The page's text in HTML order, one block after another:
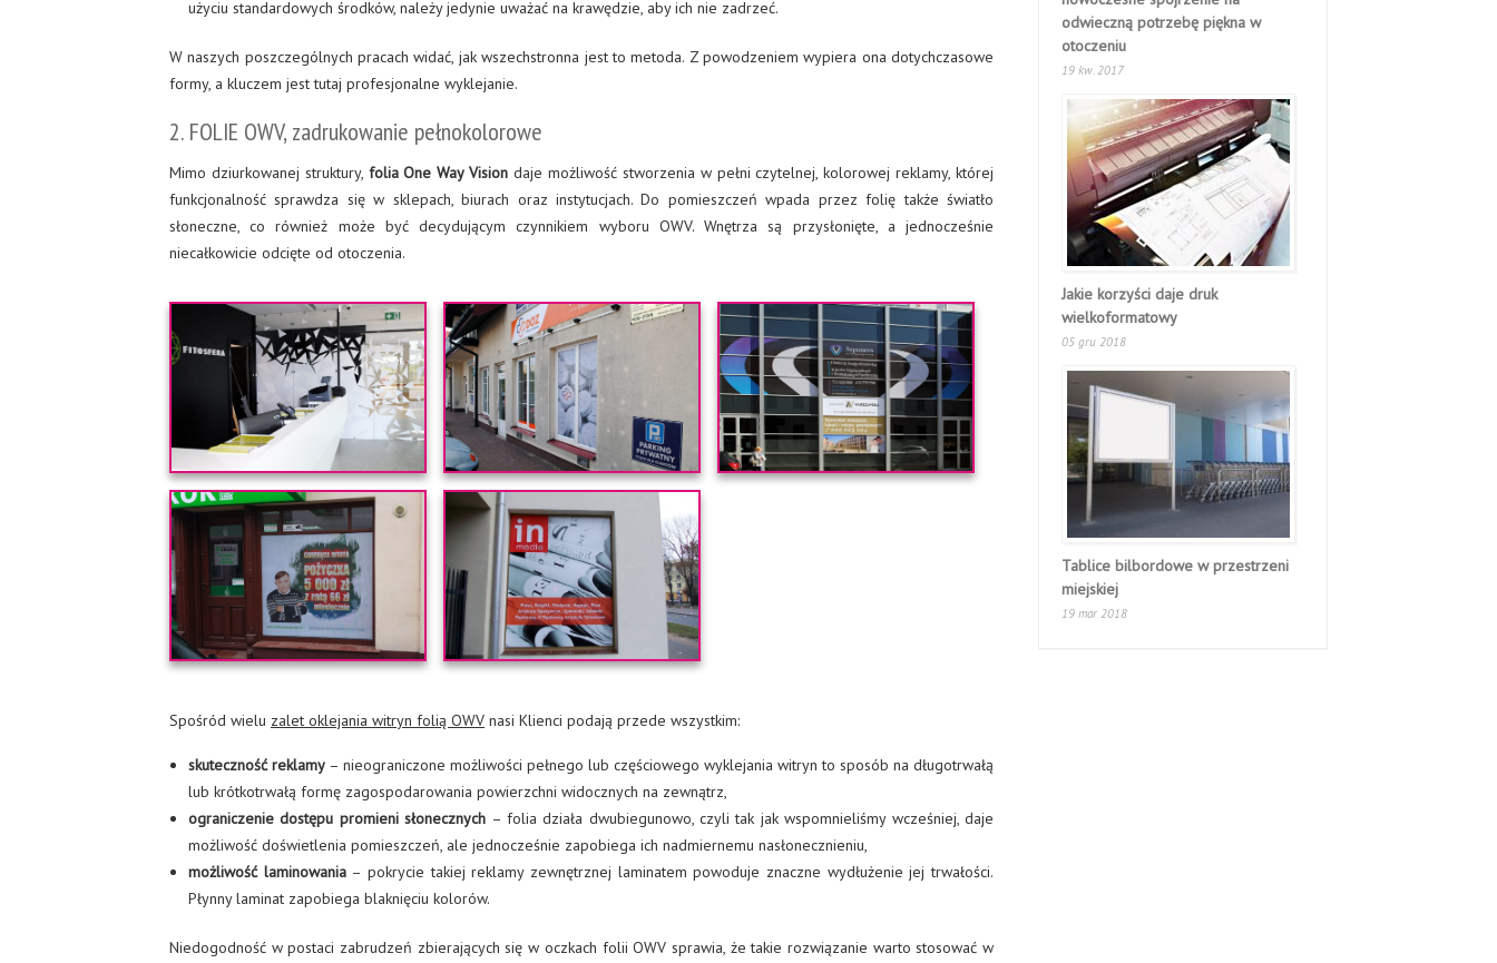
użyciu standardowych środków, należy jedynie uważać na krawędzie, aby ich nie zadrzeć.
W naszych poszczególnych pracach widać, jak wszechstronna jest to metoda. Z powodzeniem wypiera ona dotychczasowe
formy, a kluczem jest tutaj profesjonalne wyklejanie.
2. FOLIE OWV, zadrukowanie pełnokolorowe
Mimo dziurkowanej struktury, folia One Way Vision daje możliwość stworzenia w pełni czytelnej, kolorowej reklamy, której
funkcjonalność sprawdza się w sklepach, biurach oraz instytucjach. Do pomieszczeń wpada przez folię także światło
słoneczne, co również może być decydującym czynnikiem wyboru OWV. Wnętrza są przysłonięte, a jednocześnie
niecałkowicie odcięte od otoczenia.
Spośród wielu zalet oklejania witryn folią OWV nasi Klienci podają przede wszystkim:
skuteczność reklamy – nieograniczone możliwości pełnego lub częściowego wyklejania witryn to sposób na długotrwałą
lub krótkotrwałą formę zagospodarowania powierzchni widocznych na zewnątrz,
ograniczenie dostępu promieni słonecznych – folia działa dwubiegunowo, czyli tak jak wspomnieliśmy wcześniej, daje
możliwość doświetlenia pomieszczeń, ale jednocześnie zapobiega ich nadmiernemu nasłonecznieniu,
możliwość laminowania– pokrycie takiej reklamy zewnętrznej laminatem powoduje znaczne wydłużenie jej trwałości.
Płynny laminat zapobiega blaknięciu kolorów.
Niedogodność w postaci zabrudzeń zbierających się w oczkach folii OWV sprawia, że takie rozwiązanie warto stosować w
odwieczną potrzebę piękna w
otoczeniu
19 kw. 2017
Jakie korzyści daje druk
wielkoformatowy
05 gru 2018
Tablice bilbordowe w przestrzeni
miejskiej
19 mar 2018